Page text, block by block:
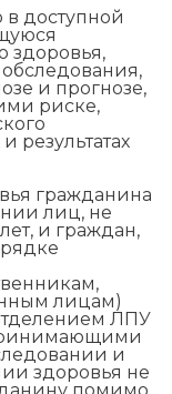
доступной
здоровья,
обследования,
и прогнозе,
риске,
результатах
гражданина
лиц, не
и граждан,
лицам)
ЛПУ
и
здоровья не